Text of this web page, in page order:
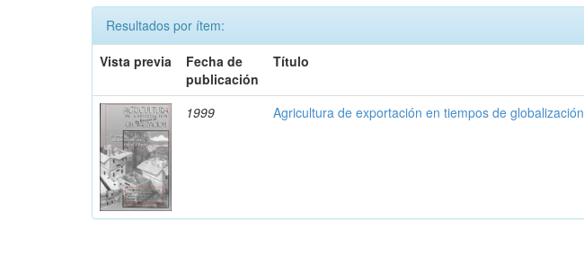
Resultados por ítem:
Vista previa
Fecha de
publicación
Título
1999 Agricultura de exportación en tiempos de globalización